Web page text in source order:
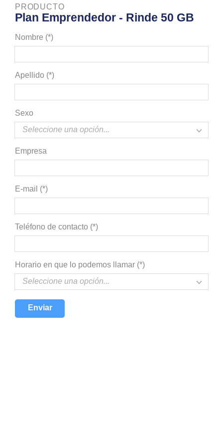
PRODUCTO
Plan Emprendedor - Rinde 50 GB
Nombre (*)
Apellido (*)
Sexo
Empresa
E-mail (*)
Teléfono de contacto (*)
Horario en que lo podemos llamar (*)